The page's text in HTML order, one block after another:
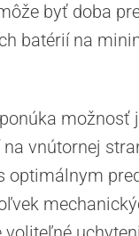
byť doba
batérií na
vnútornej